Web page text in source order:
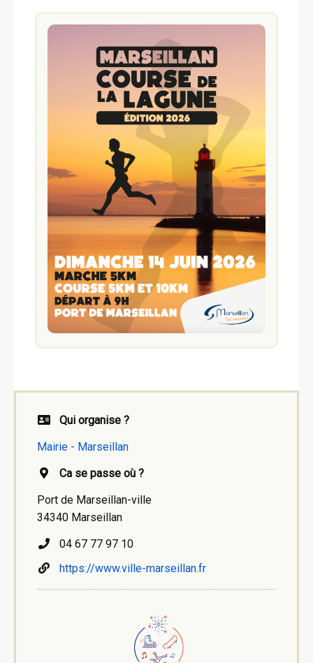
Qui organise ?
Mairie - Marseillan
Ca se passe où ?
Port de Marseillan-ville
34340 Marseillan
04 67 77 97 10
https://www.ville-marseillan.fr